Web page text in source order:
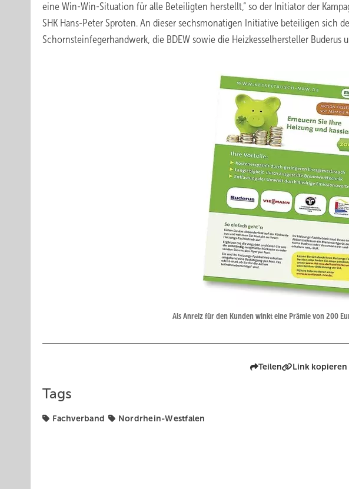
eine Win-Win-Situation für alle Beteiligten herstellt,“ so der Initiator der
SHK Hans-Peter Sproten. An dieser sechsmonatigen Initiative beteiligen sich
Schornsteinfegerhandwerk, die BDEW sowie die Heizkesselhersteller Buderus
Als Anreiz für den Kunden winkt eine ­Prämie von 200
Teilen Link kopieren
Tags
Fachverband Nordrhein-Westfalen